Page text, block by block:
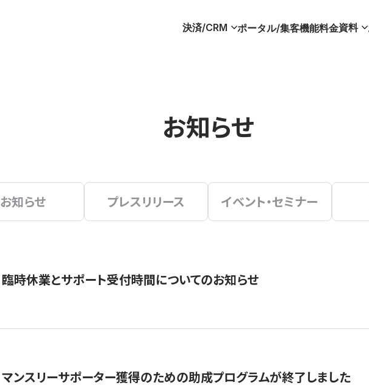
決済/CRM ポータル/集客機能料金資料
お知らせ
お知らせ プレスリリース イベント・セミナー
臨時休業とサポート受付時間についてのお知らせ
マンスリーサポーター獲得のための助成プログラムが終了しました